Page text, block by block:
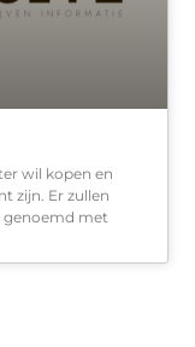
wil kopen en
zijn. Er zullen
genoemd met